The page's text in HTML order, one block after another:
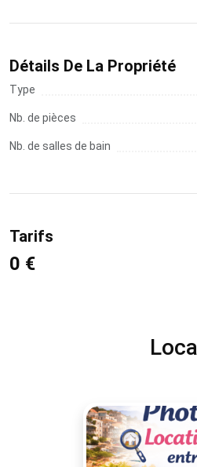
Détails De La Propriété
Type
Nb. de pièces
Nb. de salles de bain
Tarifs
0 €